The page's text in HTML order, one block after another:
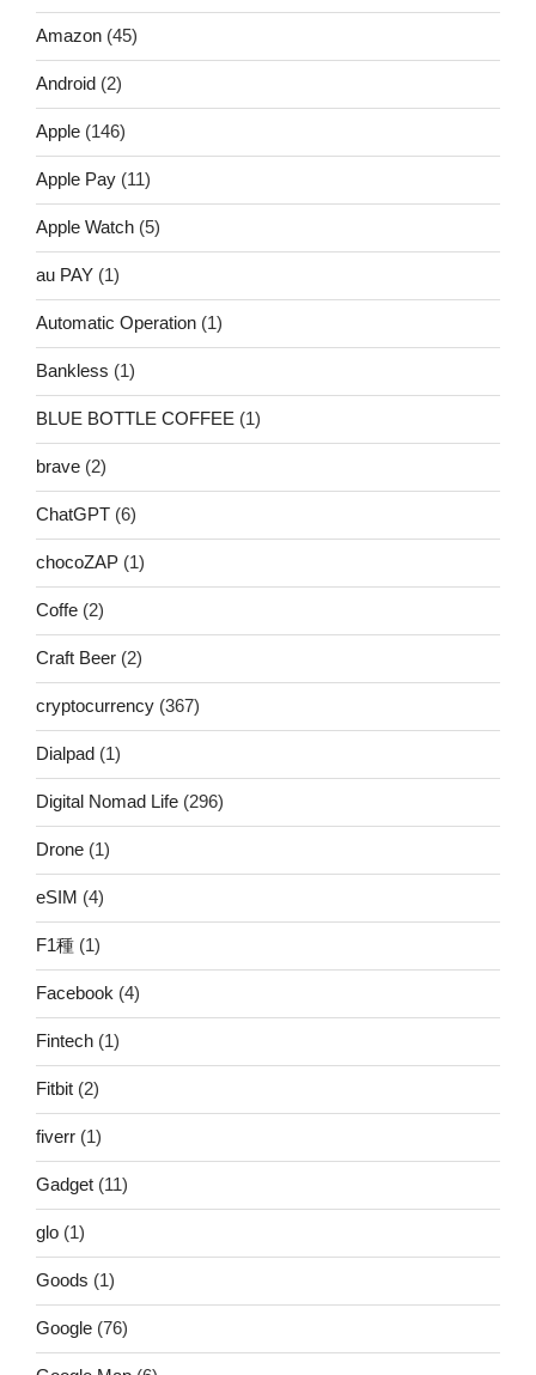
Amazon (45)
Android (2)
Apple (146)
Apple Pay (11)
Apple Watch (5)
au PAY (1)
Automatic Operation (1)
Bankless (1)
BLUE BOTTLE COFFEE (1)
brave (2)
ChatGPT (6)
chocoZAP (1)
Coffe (2)
Craft Beer (2)
cryptocurrency (367)
Dialpad (1)
Digital Nomad Life (296)
Drone (1)
eSIM (4)
F1種 (1)
Facebook (4)
Fintech (1)
Fitbit (2)
fiverr (1)
Gadget (11)
glo (1)
Goods (1)
Google (76)